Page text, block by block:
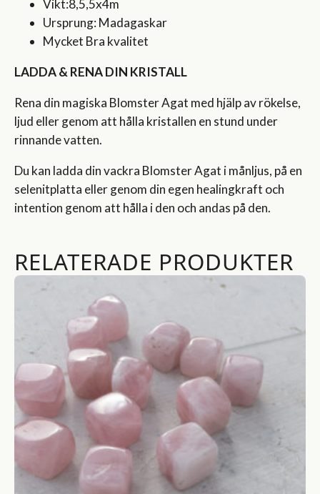
Vikt:8,5,5x4m
Ursprung: Madagaskar
Mycket Bra kvalitet
LADDA & RENA DIN KRISTALL
Rena din magiska Blomster Agat med hjälp av rökelse,
ljud eller genom att hålla kristallen en stund under
rinnande vatten.
Du kan ladda din vackra Blomster Agat i månljus, på en
selenitplatta eller genom din egen healingkraft och
intention genom att hålla i den och andas på den.
RELATERADE PRODUKTER